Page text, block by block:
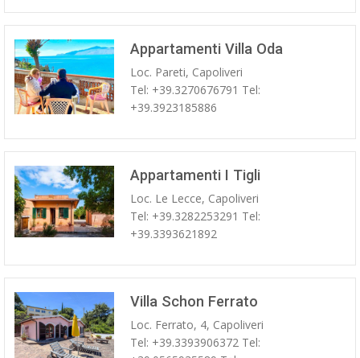
Appartamenti Villa Oda
Loc. Pareti, Capoliveri
Tel: +39.3270676791 Tel:
+39.3923185886
Appartamenti I Tigli
Loc. Le Lecce, Capoliveri
Tel: +39.3282253291 Tel:
+39.3393621892
Villa Schon Ferrato
Loc. Ferrato, 4, Capoliveri
Tel: +39.3393906372 Tel: